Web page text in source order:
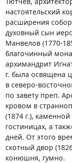
настоятельский
расширения
духовный сын
Манвелов (1770-
благочинный
архимандрит
г. была освящена
в севеpо-
по завету преп.
кровом в
(1874 г.),
гостиницах, а
дней. От этого
скотный двор
конюшня, гумно.